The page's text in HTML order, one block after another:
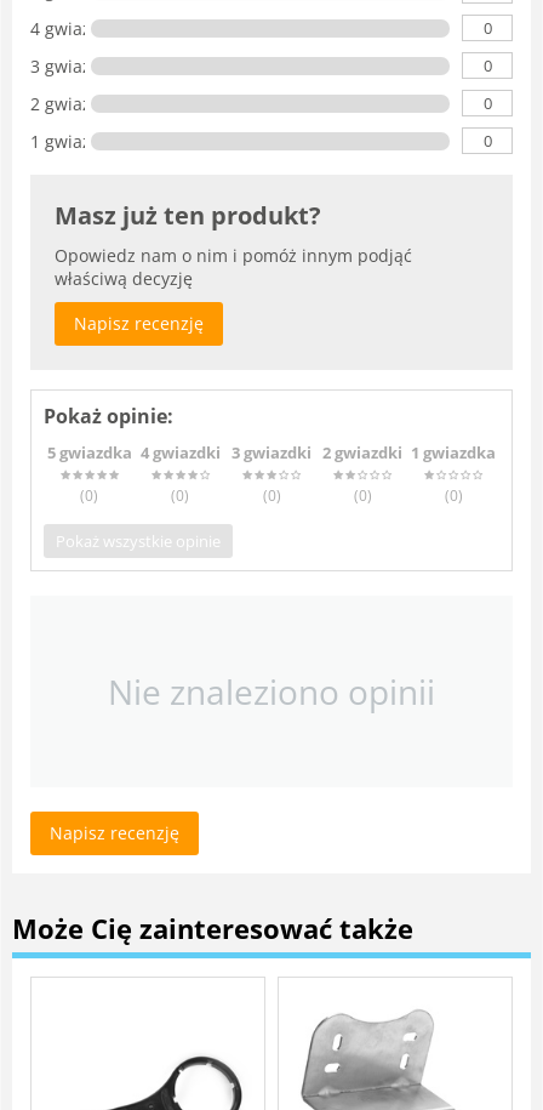
4 gwiazdki 0
3 gwiazdki 0
2 gwiazdki 0
1 gwiazdka 0
Masz już ten produkt?
Opowiedz nam o nim i pomóż innym podjąć
właściwą decyzję
Napisz recenzję
Pokaż opinie:
5 gwiazdka
(0)
4 gwiazdki
(0)
3 gwiazdki
(0)
2 gwiazdki
(0)
1 gwiazdka
(0)
Pokaż wszystkie opinie
Nie znaleziono opinii
Napisz recenzję
Może Cię zainteresować także